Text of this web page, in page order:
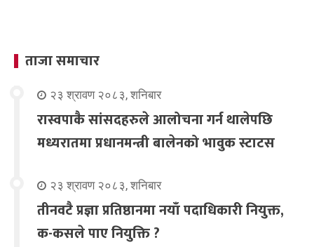
ताजा समाचार
२३ श्रावण २०८३, शनिबार
रास्वपाकै सांसदहरुले आलोचना गर्न थालेपछि
मध्यरातमा प्रधानमन्त्री बालेनको भावुक स्टाटस
२३ श्रावण २०८३, शनिबार
तीनवटै प्रज्ञा प्रतिष्ठानमा नयाँ पदाधिकारी नियुक्त,
क-कसले पाए नियुक्ति ?